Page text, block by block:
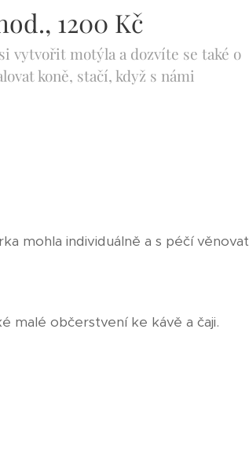
1200 Kč
vytvořit motýla a dozvíte se také o
koně, stačí, když s námi
mohla individuálně a s péčí věnovat
malé občerstvení ke kávě a čaji.